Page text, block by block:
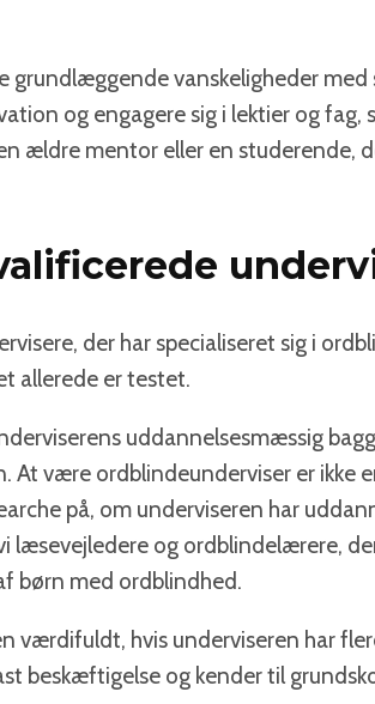
grundlæggende vanskeligheder
og engagere sig i lektier og
ældre mentor eller en studerende,
der har specialiseret sig i
allerede er testet.
uddannelsesmæssig
At være ordblindeunderviser er
på, om underviseren har
læsevejledere og ordblindelærere,
børn med ordblindhed.
værdifuldt, hvis underviseren har
beskæftigelse og kender til